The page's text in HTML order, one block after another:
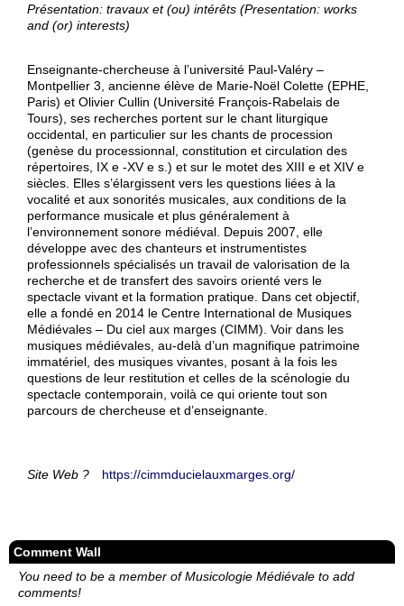
Présentation: travaux et (ou) intérêts (Presentation: works
and (or) interests)
Enseignante-chercheuse à l’université Paul-Valéry –
Montpellier 3, ancienne élève de Marie-Noël Colette (EPHE,
Paris) et Olivier Cullin (Université François-Rabelais de
Tours), ses recherches portent sur le chant liturgique
occidental, en particulier sur les chants de procession
(genèse du processionnal, constitution et circulation des
répertoires, IX e -XV e s.) et sur le motet des XIII e et XIV e
siècles. Elles s’élargissent vers les questions liées à la
vocalité et aux sonorités musicales, aux conditions de la
performance musicale et plus généralement à
l’environnement sonore médiéval. Depuis 2007, elle
développe avec des chanteurs et instrumentistes
professionnels spécialisés un travail de valorisation de la
recherche et de transfert des savoirs orienté vers le
spectacle vivant et la formation pratique. Dans cet objectif,
elle a fondé en 2014 le Centre International de Musiques
Médiévales – Du ciel aux marges (CIMM). Voir dans les
musiques médiévales, au-delà d’un magnifique patrimoine
immatériel, des musiques vivantes, posant à la fois les
questions de leur restitution et celles de la scénologie du
spectacle contemporain, voilà ce qui oriente tout son
parcours de chercheuse et d’enseignante.
Site Web ? https://cimmducielauxmarges.org/
Comment Wall
You need to be a member of Musicologie Médiévale to add
comments!